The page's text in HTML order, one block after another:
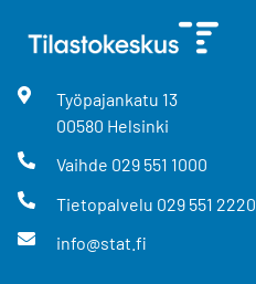
Työpajankatu 13
00580 Helsinki
Vaihde 029 551 1000
Tietopalvelu 029 551 2220
info@stat.fi